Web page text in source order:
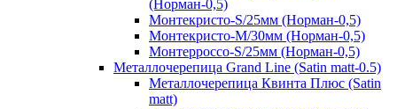
(Норман-0,5)
Монтекристо-S/25мм (Норман-0,5)
Монтекристо-M/30мм (Норман-0,5)
Монтерроссо-S/25мм (Норман-0,5)
Металлочерепица Grand Line (Satin matt-0.5)
Металлочерепица Квинта Плюс (Satin
matt)